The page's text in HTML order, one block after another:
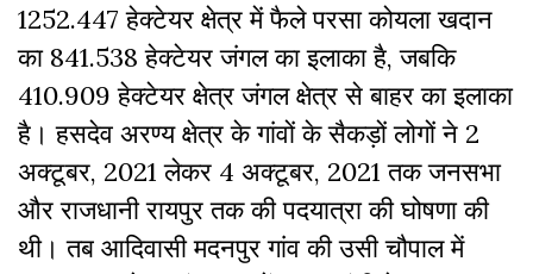
1252.447 हेक्टेयर क्षेत्र में फैले परसा कोयला खदान
का 841.538 हेक्टेयर जंगल का इलाका है, जबकि
410.909 हेक्टेयर क्षेत्र जंगल क्षेत्र से बाहर का इलाका
है। हसदेव अरण्य क्षेत्र के गांवों के सैकड़ों लोगों ने 2
अक्टूबर, 2021 लेकर 4 अक्टूबर, 2021 तक जनसभा
और राजधानी रायपुर तक की पदयात्रा की घोषणा की
थी। तब आदिवासी मदनपुर गांव की उसी चौपाल में